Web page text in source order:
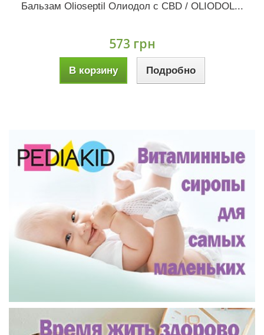
Бальзам Olioseptil Олиодол c CBD / OLIODOL...
573 грн
В корзину Подробно